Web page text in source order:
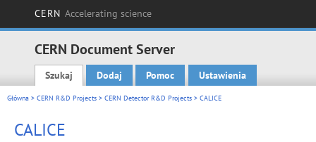
CERN Accelerating science
CERN Document Server
Main menu
Szukaj Dodaj Pomoc Ustawienia
Główna > CERN R&D Projects > CERN Detector R&D Projects > CALICE
CALICE